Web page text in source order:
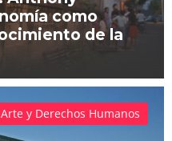
como
de la
Arte y Derechos Humanos